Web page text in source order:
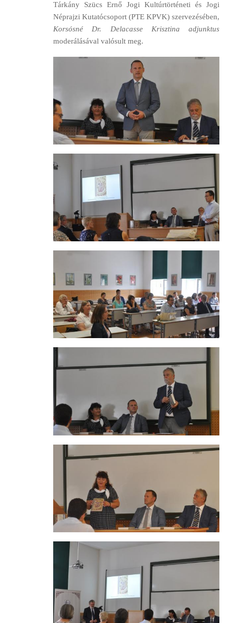
Tárkány Szücs Ernő Jogi Kultúrtörténeti és Jogi
Néprajzi Kutatócsoport (PTE KPVK) szervezésében,
Korsósné Dr. Delacasse Krisztina adjunktus
moderálásával valósult meg.